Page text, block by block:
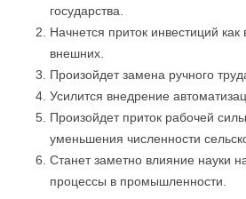
государства.
Начнется приток инвестиций как
внешних.
Произойдет замена ручного
Усилится внедрение
Произойдет приток рабочей
уменьшения численности
Станет заметно влияние науки
процессы в промышленности.